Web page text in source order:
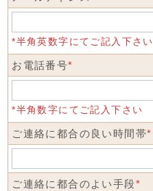
*半角英数字にてご記入下さい
お電話番号*
*半角数字にてご記入下さい
ご連絡に都合の良い時間帯*
ご連絡に都合のよい手段*